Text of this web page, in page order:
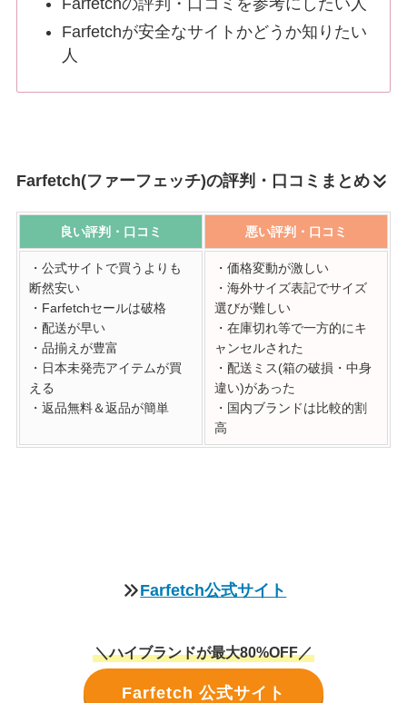
Farfetchの評判・口コミを参考にしたい人
Farfetchが安全なサイトかどうか知りたい
人
Farfetch(ファーフェッチ)の評判・口コミまとめ
良い評判・口コミ 悪い評判・口コミ
・公式サイトで買うよりも
断然安い
・Farfetchセールは破格
・配送が早い
・品揃えが豊富
・日本未発売アイテムが買
える
・返品無料＆返品が簡単
・価格変動が激しい
・海外サイズ表記でサイズ
選びが難しい
・在庫切れ等で一方的にキ
ャンセルされた
・配送ミス(箱の破損・中身
違い)があった
・国内ブランドは比較的割
高
Farfetch公式サイト
＼ハイブランドが最大80%OFF／
Farfetch 公式サイト